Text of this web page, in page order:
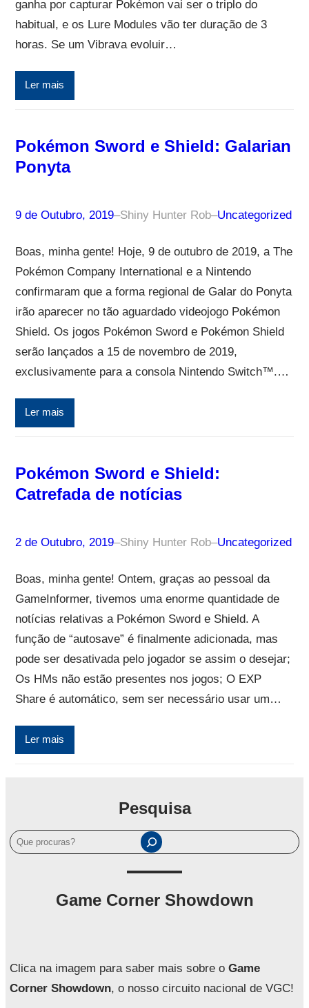
ganha por capturar Pokémon vai ser o triplo do
habitual, e os Lure Modules vão ter duração de 3
horas. Se um Vibrava evoluir…
Ler mais
Pokémon Sword e Shield: Galarian
Ponyta
9 de Outubro, 2019–Shiny Hunter Rob–Uncategorized
Boas, minha gente! Hoje, 9 de outubro de 2019, a The
Pokémon Company International e a Nintendo
confirmaram que a forma regional de Galar do Ponyta
irão aparecer no tão aguardado videojogo Pokémon
Shield. Os jogos Pokémon Sword e Pokémon Shield
serão lançados a 15 de novembro de 2019,
exclusivamente para a consola Nintendo Switch™.…
Ler mais
Pokémon Sword e Shield:
Catrefada de notícias
2 de Outubro, 2019–Shiny Hunter Rob–Uncategorized
Boas, minha gente! Ontem, graças ao pessoal da
GameInformer, tivemos uma enorme quantidade de
notícias relativas a Pokémon Sword e Shield. A
função de “autosave” é finalmente adicionada, mas
pode ser desativada pelo jogador se assim o desejar;
Os HMs não estão presentes nos jogos; O EXP
Share é automático, sem ser necessário usar um…
Ler mais
Pesquisa
P
e
a
r
Game Corner Showdown
Clica na imagem para saber mais sobre o Game
Corner Showdown, o nosso circuito nacional de VGC!